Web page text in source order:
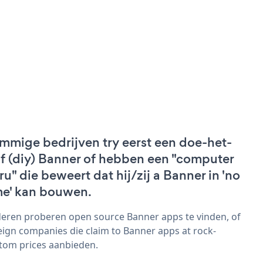
bedrijven try eerst een doe-het-
(diy) Banner of hebben een "computer
die beweert dat hij/zij a Banner in 'no
kan bouwen.
proberen open source Banner apps te vinden, of
companies die claim to Banner apps at rock-
prices aanbieden.